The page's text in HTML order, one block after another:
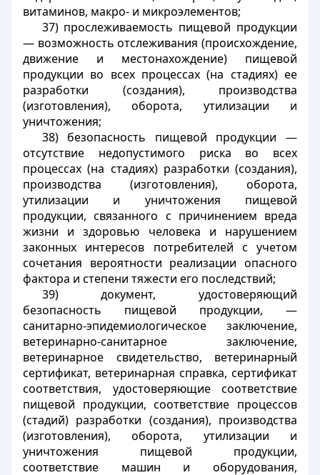
витаминов, макро- и микроэлементов;
37) прослеживаемость пищевой продукции
— возможность отслеживания (происхождение,
движение и местонахождение) пищевой
продукции во всех процессах (на стадиях) ее
разработки (создания), производства
(изготовления), оборота, утилизации и
уничтожения;
38) безопасность пищевой продукции —
отсутствие недопустимого риска во всех
процессах (на стадиях) разработки (создания),
производства (изготовления), оборота,
утилизации и уничтожения пищевой
продукции, связанного с причинением вреда
жизни и здоровью человека и нарушением
законных интересов потребителей с учетом
сочетания вероятности реализации опасного
фактора и степени тяжести его последствий;
39) документ, удостоверяющий
безопасность пищевой продукции, —
санитарно-эпидемиологическое заключение,
ветеринарно-санитарное заключение,
ветеринарное свидетельство, ветеринарный
сертификат, ветеринарная справка, сертификат
соответствия, удостоверяющие соответствие
пищевой продукции, соответствие процессов
(стадий) разработки (создания), производства
(изготовления), оборота, утилизации и
уничтожения пищевой продукции,
соответствие машин и оборудования,